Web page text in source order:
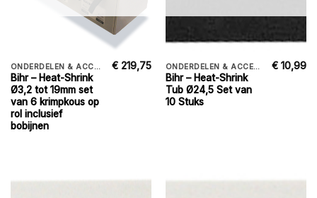
ONDERDELEN & ACCESSORIES
Bihr – Heat-Shrink
Ø3,2 tot 19mm set
van 6 krimpkous op
rol inclusief
bobijnen
€ 219,75 ONDERDELEN & ACCESSORIES
Bihr – Heat-Shrink
Tub Ø24,5 Set van
10 Stuks
€ 10,99